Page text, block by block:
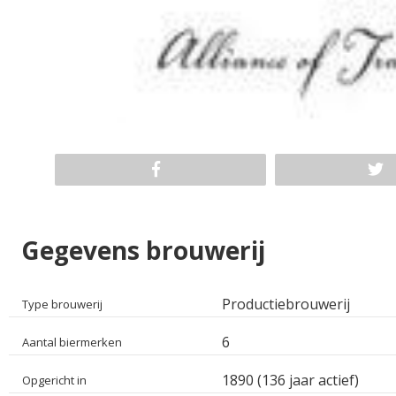
Gegevens brouwerij
Type brouwerij Productiebrouwerij
Aantal biermerken 6
Opgericht in 1890 (136 jaar actief)